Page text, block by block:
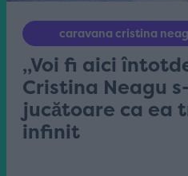
caravana cristina
„Voi fi aici
Cristina Neagu
jucătoare ca ea
infinit